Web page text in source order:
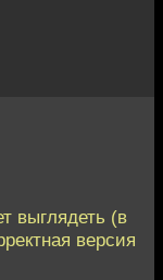
выглядеть (в
версия